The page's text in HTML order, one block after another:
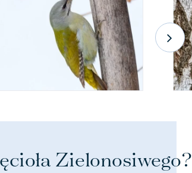
Zielonosiwego?